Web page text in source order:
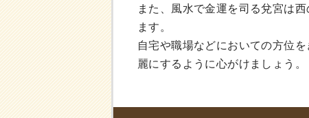
また、風水で金運を司る兌宮は
ます。
自宅や職場などにおいての方位
麗にするように心がけましょう。